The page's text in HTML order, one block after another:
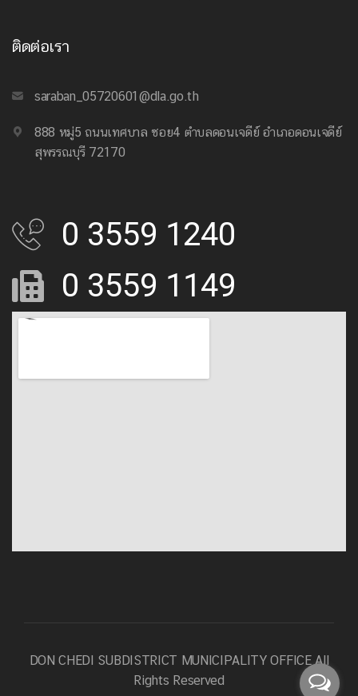
ติดต่อเรา
saraban_05720601@dla.go.th
888 หมู่5 ถนนเทศบาล ซอย4 ตำบลดอนเจดีย์ อำเภอดอนเจดีย์
สุพรรณบุรี 72170
0 3559 1240
0 3559 1149
DON CHEDI SUBDISTRICT MUNICIPALITY OFFICEAll
Rights Reserved